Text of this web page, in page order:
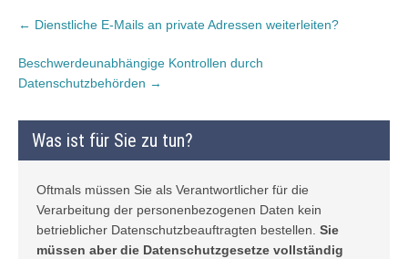
Post
← Dienstliche E-Mails an private Adressen weiterleiten?
Beschwerdeunabhängige Kontrollen durch
Datenschutzbehörden →
Was ist für Sie zu tun?
Oftmals müssen Sie als Verantwortlicher für die
Verarbeitung der personenbezogenen Daten kein
betrieblicher Datenschutzbeauftragten bestellen. Sie
müssen aber die Datenschutzgesetze vollständig